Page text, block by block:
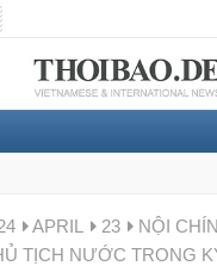
APRIL 23 NỘI
TỊCH NƯỚC TRONG